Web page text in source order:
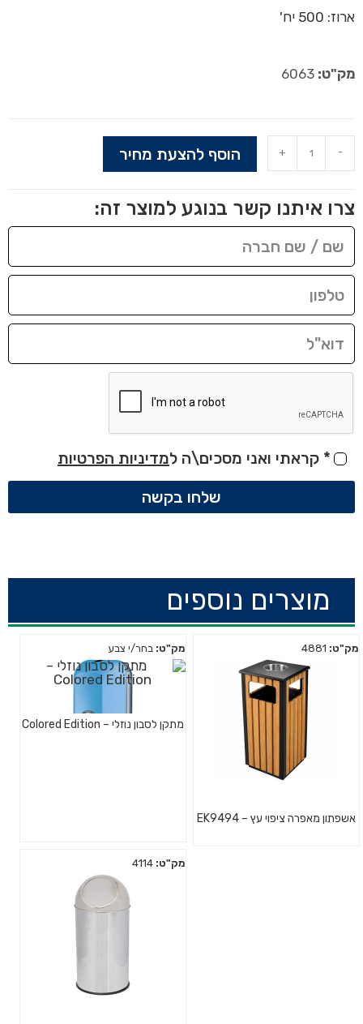
ארוז: 500 יח'
מק"ט: 6063
-
+ הוסף להצעת מחיר
צרו איתנו קשר בנוגע למוצר זה:
* קראתי ואני מסכים\ה למדיניות הפרטיות
שלחו בקשה
מוצרים נוספים
מק"ט:
אשפתון מאפרה ציפוי עץ – EK9494
מק"ט: בחר/י צבע
מתקן לסבון נוזלי – Colored Edition
מק"ט: 4114